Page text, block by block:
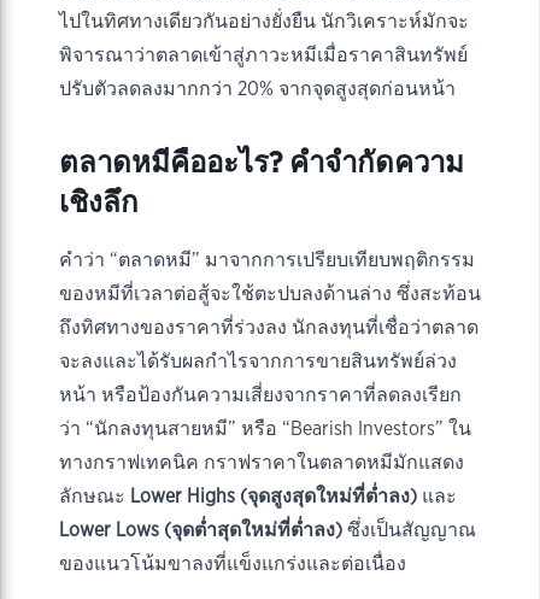
ไปในทิศทางเดียวกันอย่างยั่งยืน นักวิเคราะห์มักจะ
พิจารณาว่าตลาดเข้าสู่ภาวะหมีเมื่อราคาสินทรัพย์
ปรับตัวลดลงมากกว่า 20% จากจุดสูงสุดก่อนหน้า
ตลาดหมีคืออะไร? คำจำกัดความ
เชิงลึก
คำว่า “ตลาดหมี” มาจากการเปรียบเทียบพฤติกรรม
ของหมีที่เวลาต่อสู้จะใช้ตะปบลงด้านล่าง ซึ่งสะท้อน
ถึงทิศทางของราคาที่ร่วงลง นักลงทุนที่เชื่อว่าตลาด
จะลงและได้รับผลกำไรจากการขายสินทรัพย์ล่วง
หน้า หรือป้องกันความเสี่ยงจากราคาที่ลดลงเรียก
ว่า “นักลงทุนสายหมี” หรือ “Bearish Investors” ใน
ทางกราฟเทคนิค กราฟราคาในตลาดหมีมักแสดง
ลักษณะ Lower Highs (จุดสูงสุดใหม่ที่ต่ำลง) และ
Lower Lows (จุดต่ำสุดใหม่ที่ต่ำลง) ซึ่งเป็นสัญญาณ
ของแนวโน้มขาลงที่แข็งแกร่งและต่อเนื่อง